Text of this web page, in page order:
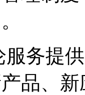
务提
品、